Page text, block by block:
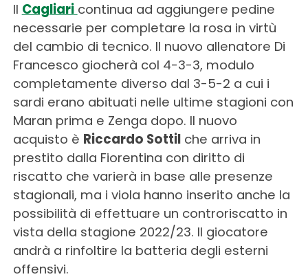
Il Cagliari continua ad aggiungere pedine
necessarie per completare la rosa in virtù
del cambio di tecnico. Il nuovo allenatore Di
Francesco giocherà col 4-3-3, modulo
completamente diverso dal 3-5-2 a cui i
sardi erano abituati nelle ultime stagioni con
Maran prima e Zenga dopo. Il nuovo
acquisto è Riccardo Sottilche arriva in
prestito dalla Fiorentina con diritto di
riscatto che varierà in base alle presenze
stagionali, ma i viola hanno inserito anche la
possibilità di effettuare un controriscatto in
vista della stagione 2022/23. Il giocatore
andrà a rinfoltire la batteria degli esterni
offensivi.